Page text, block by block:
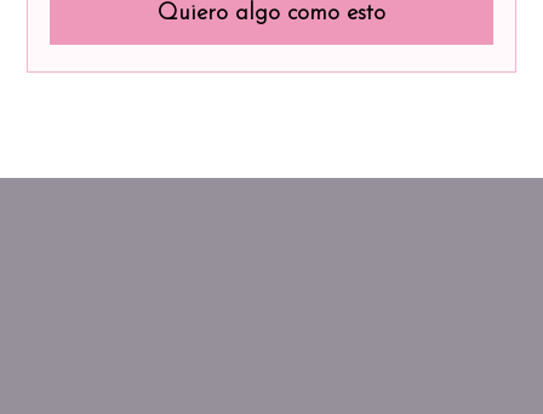
Quiero algo como esto